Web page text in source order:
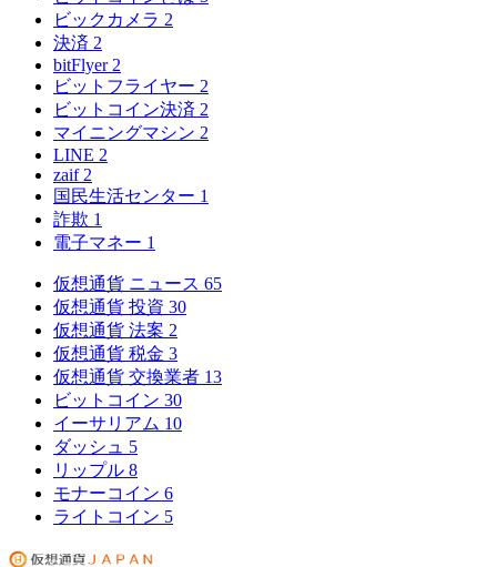
ビックカメラ 2
決済 2
bitFlyer 2
ビットフライヤー 2
ビットコイン決済 2
マイニングマシン 2
LINE 2
zaif 2
国民生活センター 1
詐欺 1
電子マネー 1
仮想通貨 ニュース 65
仮想通貨 投資 30
仮想通貨 法案 2
仮想通貨 税金 3
仮想通貨 交換業者 13
ビットコイン 30
イーサリアム 10
ダッシュ 5
リップル 8
モナーコイン 6
ライトコイン 5